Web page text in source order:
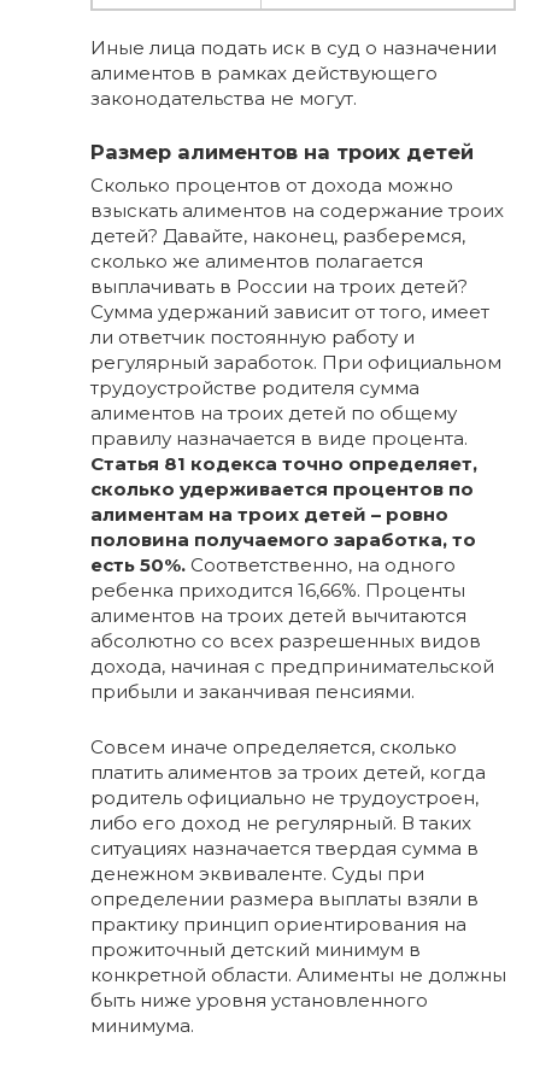
Иные лица подать иск в суд о назначении
алиментов в рамках действующего
законодательства не могут.
Размер алиментов на троих детей
Сколько процентов от дохода можно
взыскать алиментов на содержание троих
детей? Давайте, наконец, разберемся,
сколько же алиментов полагается
выплачивать в России на троих детей?
Сумма удержаний зависит от того, имеет
ли ответчик постоянную работу и
регулярный заработок. При официальном
трудоустройстве родителя сумма
алиментов на троих детей по общему
правилу назначается в виде процента.
Статья 81 кодекса точно определяет,
сколько удерживается процентов по
алиментам на троих детей – ровно
половина получаемого заработка, то
есть 50%. Соответственно, на одного
ребенка приходится 16,66%. Проценты
алиментов на троих детей вычитаются
абсолютно со всех разрешенных видов
дохода, начиная с предпринимательской
прибыли и заканчивая пенсиями.
Совсем иначе определяется, сколько
платить алиментов за троих детей, когда
родитель официально не трудоустроен,
либо его доход не регулярный. В таких
ситуациях назначается твердая сумма в
денежном эквиваленте. Суды при
определении размера выплаты взяли в
практику принцип ориентирования на
прожиточный детский минимум в
конкретной области. Алименты не должны
быть ниже уровня установленного
минимума.